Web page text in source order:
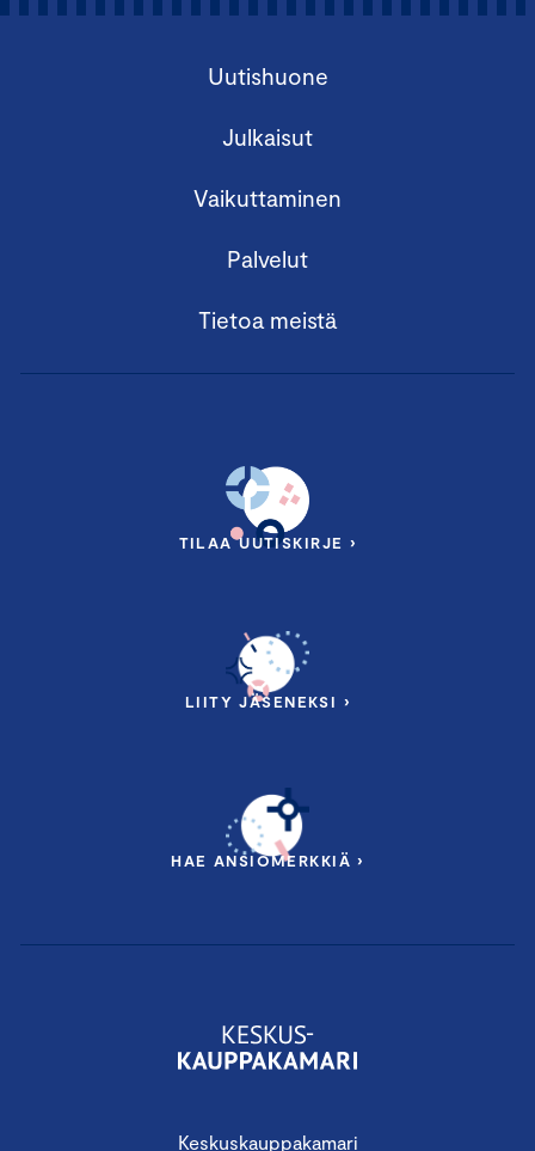
Keskuskauppakamari
Uutishuone
Julkaisut
Vaikuttaminen
Palvelut
Tietoa meistä
TILAA UUTISKIRJE ›
LIITY JÄSENEKSI ›
HAE ANSIOMERKKIÄ ›